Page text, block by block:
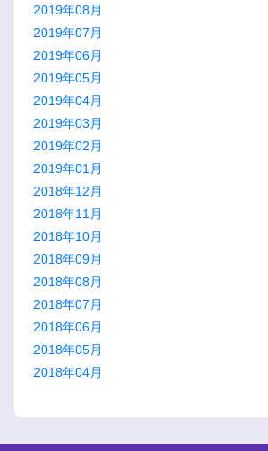
2019年08月
2019年07月
2019年06月
2019年05月
2019年04月
2019年03月
2019年02月
2019年01月
2018年12月
2018年11月
2018年10月
2018年09月
2018年08月
2018年07月
2018年06月
2018年05月
2018年04月